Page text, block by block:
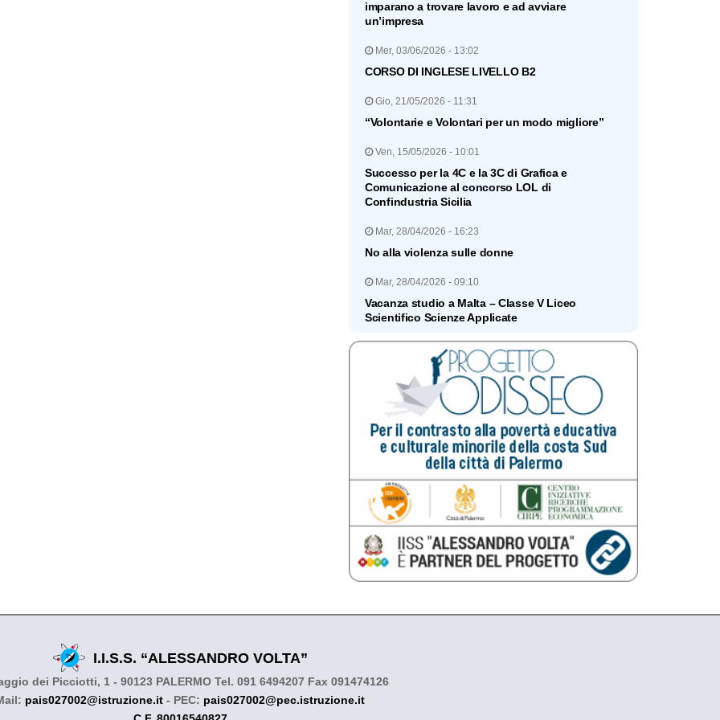
imparano a trovare lavoro e ad avviare
un’impresa
Mer, 03/06/2026 - 13:02
CORSO DI INGLESE LIVELLO B2
Gio, 21/05/2026 - 11:31
“Volontarie e Volontari per un modo migliore”
Ven, 15/05/2026 - 10:01
Successo per la 4C e la 3C di Grafica e
Comunicazione al concorso LOL di
Confindustria Sicilia
Mar, 28/04/2026 - 16:23
No alla violenza sulle donne
Mar, 28/04/2026 - 09:10
Vacanza studio a Malta – Classe V Liceo
Scientifico Scienze Applicate
I.I.S.S. “ALESSANDRO VOLTA”
dei Picciotti, 1 - 90123 PALERMO Tel. 091 6494207 Fax 091474126
pais027002@istruzione.it - PEC: pais027002@pec.istruzione.it